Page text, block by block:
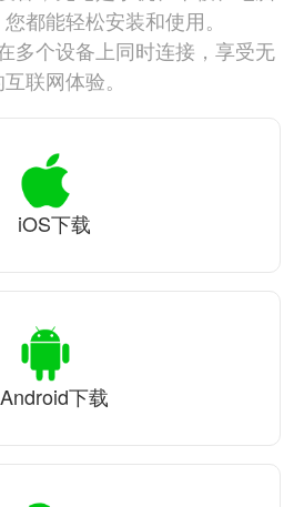
都能轻松安装和使用。
多个设备上同时连接，享受无
联网体验。
iOS下载
Android下载